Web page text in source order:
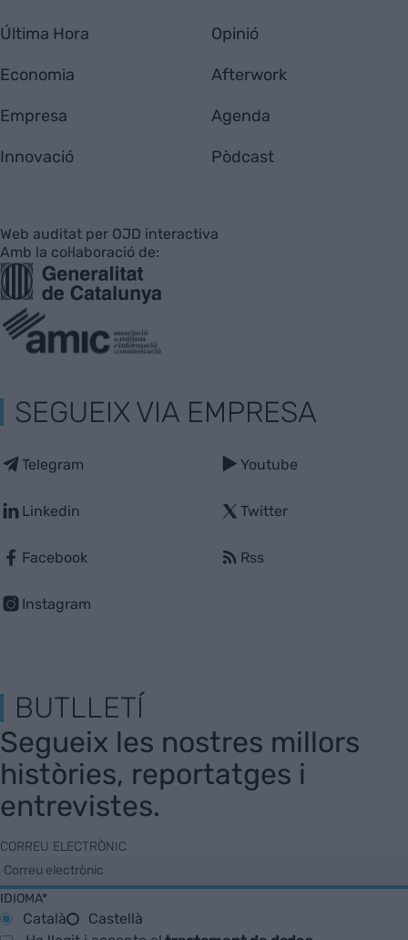
Última Hora
Economia
Empresa
Innovació
Opinió
Afterwork
Agenda
Pòdcast
Web auditat per OJD interactiva
Amb la col·laboració de:
SEGUEIX VIA EMPRESA
Telegram
Linkedin
Facebook
Instagram
Youtube
Twitter
Rss
BUTLLETÍ
Segueix les nostres millors
històries, reportatges i
entrevistes.
CORREU ELECTRÒNIC
IDIOMA*
Català
Castellà